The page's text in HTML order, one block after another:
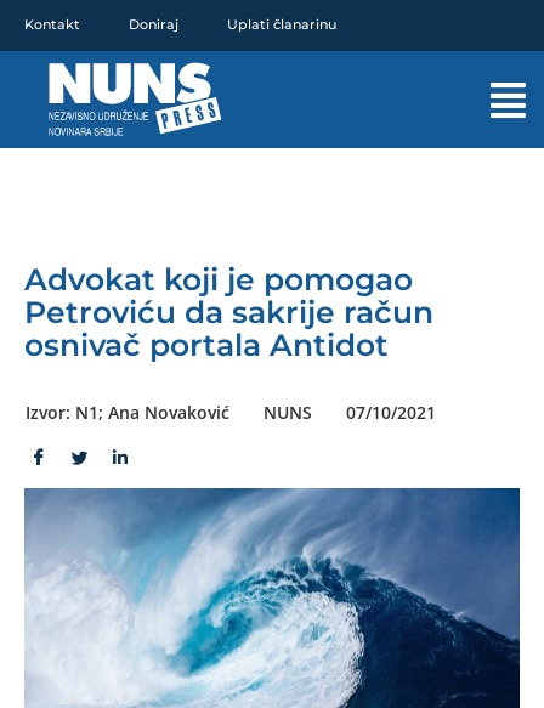
sadržaj
Kontakt Doniraj Uplati članarinu
Advokat koji je pomogao
Petroviću da sakrije račun
osnivač portala Antidot
Izvor: N1; Ana Novaković NUNS 07/10/2021